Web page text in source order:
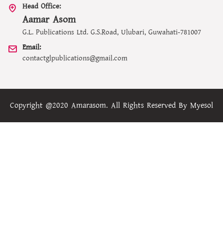
Head Office:
Aamar Asom
G.L. Publications Ltd. G.S.Road, Ulubari, Guwahati-781007
Email:
contactglpublications@gmail.com
Copyright @2020 Amarasom. All Rights Reserved By Myesol